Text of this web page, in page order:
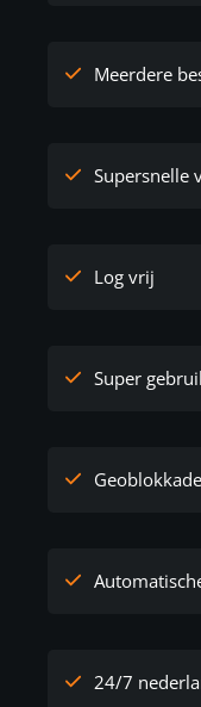
Meerdere
Supersnelle
Log vrij
Super
24/7